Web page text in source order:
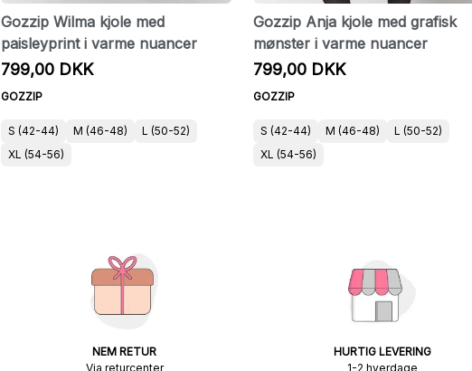
Gozzip Wilma kjole med
paisleyprint i varme nuancer
799,00 DKK
GOZZIP
S (42-44) M (46-48)
L (50-52)
XL (54-56)
Gozzip Anja kjole med grafisk
mønster i varme nuancer
799,00 DKK
GOZZIP
S (42-44) M (46-48)
L (50-52)
XL (54-56)
NEM RETUR
Via returcenter
HURTIG LEVERING
1-2 hverdage